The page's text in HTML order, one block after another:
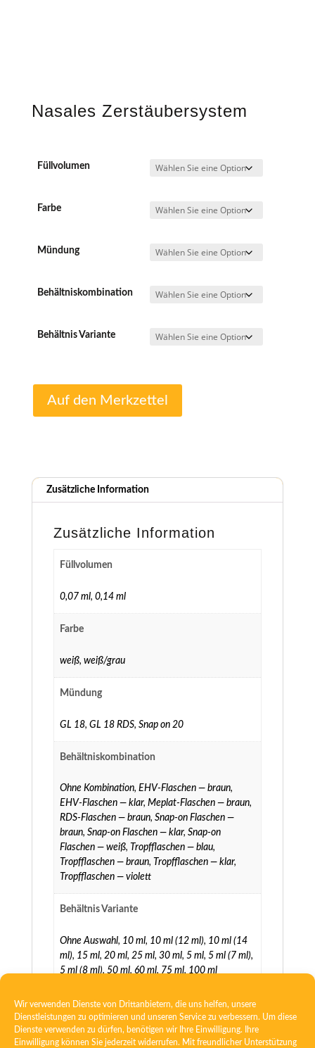
Wir verwenden Dienste von Drittanbietern, die uns helfen, unsere
Dienstleistungen zu optimieren und unseren Service zu verbessern. Um diese
Dienste verwenden zu dürfen, benötigen wir Ihre Einwilligung. Ihre
Einwilligung können Sie jederzeit widerrufen. Mit freundlicher Unterstützung
Nasales Zerstäubersystem
Füllvolumen
Farbe
Mündung
Behältniskombination
Behältnis Variante
Auf den Merkzettel
Zusätzliche Information
Zusätzliche Information
Füllvolumen
0,07 ml, 0,14 ml
Farbe
weiß, weiß/grau
Mündung
GL 18, GL 18 RDS, Snap on 20
Behältniskombination
Ohne Kombination, EHV-Flaschen — braun,
EHV-Flaschen — klar, Meplat-Flaschen — braun,
RDS-Flaschen — braun, Snap-on Flaschen —
braun, Snap-on Flaschen — klar, Snap-on
Flaschen — weiß, Tropfflaschen — blau,
Tropfflaschen — braun, Tropfflaschen — klar,
Tropfflaschen — violett
Behältnis Variante
Ohne Auswahl, 10 ml, 10 ml (12 ml), 10 ml (14
ml), 15 ml, 20 ml, 25 ml, 30 ml, 5 ml, 5 ml (7 ml),
5 ml (8 ml), 50 ml, 60 ml, 75 ml, 100 ml